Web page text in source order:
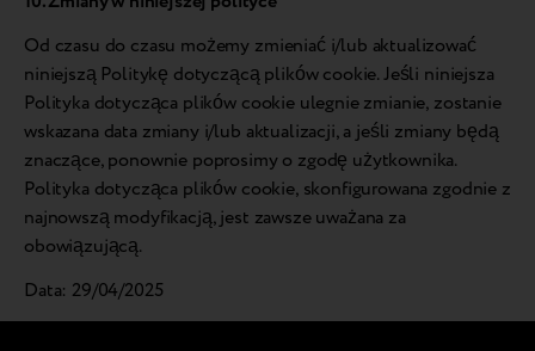
Od czasu do czasu możemy zmieniać i/lub aktualizować
niniejszą Politykę dotyczącą plików cookie. Jeśli niniejsza
Polityka dotycząca plików cookie ulegnie zmianie, zostanie
wskazana data zmiany i/lub aktualizacji, a jeśli zmiany będą
znaczące, ponownie poprosimy o zgodę użytkownika.
Polityka dotycząca plików cookie, skonfigurowana zgodnie z
najnowszą modyfikacją, jest zawsze uważana za
obowiązującą.
Data: 29/04/2025